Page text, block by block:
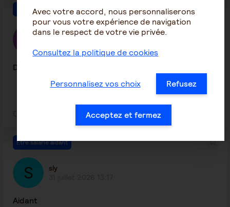
Être salarié aidant
Zaara Najla
Déclaration aidant
Être salarié aidant
sly
Aidant
Avec votre accord, nous personnaliserons
pour vous votre expérience de navigation
dans le respect de votre vie privée.
Consultez la politique de cookies
Personnalisez vos choix Refusez
Acceptez et fermez